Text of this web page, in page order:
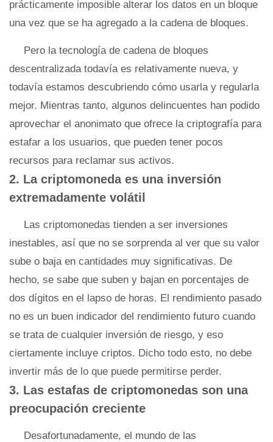
prácticamente imposible alterar los datos en un bloque
una vez que se ha agregado a la cadena de bloques.
Pero la tecnología de cadena de bloques
descentralizada todavía es relativamente nueva, y
todavía estamos descubriendo cómo usarla y regularla
mejor. Mientras tanto, algunos delincuentes han podido
aprovechar el anonimato que ofrece la criptografía para
estafar a los usuarios, que pueden tener pocos
recursos para reclamar sus activos.
2. La criptomoneda es una inversión
extremadamente volátil
Las criptomonedas tienden a ser inversiones
inestables, así que no se sorprenda al ver que su valor
sube o baja en cantidades muy significativas. De
hecho, se sabe que suben y bajan en porcentajes de
dos dígitos en el lapso de horas. El rendimiento pasado
no es un buen indicador del rendimiento futuro cuando
se trata de cualquier inversión de riesgo, y eso
ciertamente incluye criptos. Dicho todo esto, no debe
invertir más de lo que puede permitirse perder.
3. Las estafas de criptomonedas son una
preocupación creciente
Desafortunadamente, el mundo de las